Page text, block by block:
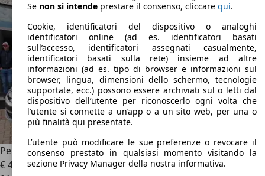
Peugeot 807807 2.0 hdi 16v SR 136cv fap
€ 4.990
Se non si intende prestare il consenso, cliccare qui.
Cookie, identificatori del dispositivo o analoghi
identificatori online (ad es. identificatori basati
sull’accesso, identificatori assegnati casualmente,
identificatori basati sulla rete) insieme ad altre
informazioni (ad es. tipo di browser e informazioni sul
browser, lingua, dimensioni dello schermo, tecnologie
supportate, ecc.) possono essere archiviati sul o letti dal
dispositivo dell’utente per riconoscerlo ogni volta che
l’utente si connette a un’app o a un sito web, per una o
più finalità qui presentate.
L’utente può modificare le sue preferenze o revocare il
consenso prestato in qualsiasi momento visitando la
sezione Privacy Manager della nostra informativa.